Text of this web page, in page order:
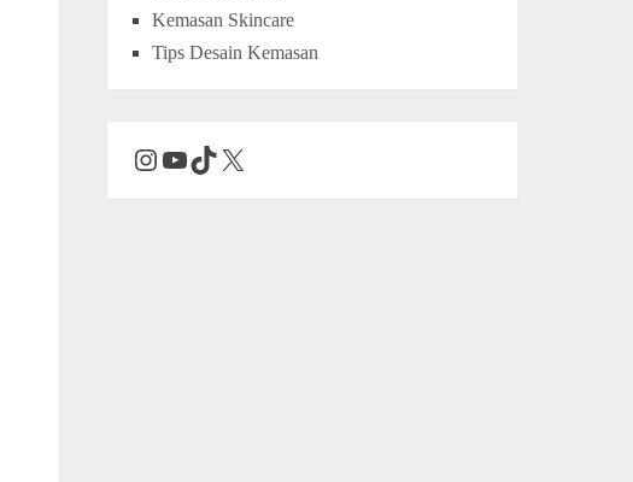
Kemasan Skincare
Tips Desain Kemasan